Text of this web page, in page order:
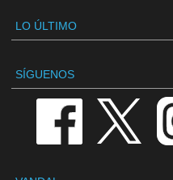
LO ÚLTIMO
SÍGUENOS